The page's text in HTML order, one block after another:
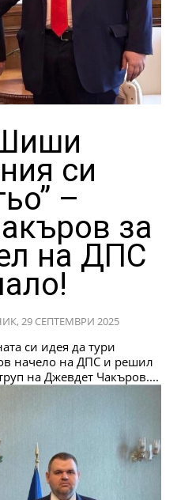
си
–
за
на ДПС
29 СЕПТЕМВРИ 2025
си идея да тури
начело на ДПС и решил
на Джевдет Чакъров....